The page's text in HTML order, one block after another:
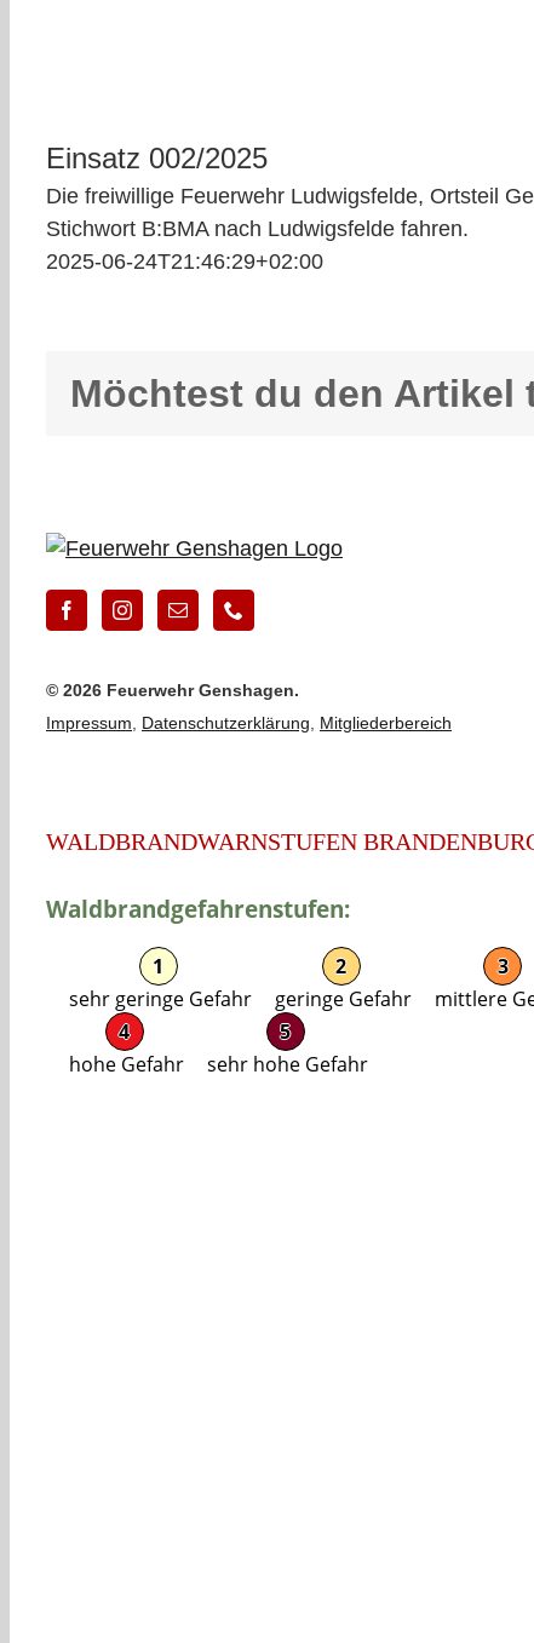
Einsatz 002/2025
Die freiwillige Feuerwehr Ludwigsfelde, Ortsteil
Stichwort B:BMA nach Ludwigsfelde fahren.
2025-06-24T21:46:29+02:00
Möchtest du den Artikel
© 2026 Feuerwehr Genshagen.
Impressum
Datenschutzerklärung Mitgliederbereich
WALDBRANDWARNSTUFEN